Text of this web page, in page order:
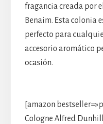
fragancia creada por
Benaim. Esta colonia
perfecto para
accesorio aromático
ocasión.
[amazon
Cologne Alfred